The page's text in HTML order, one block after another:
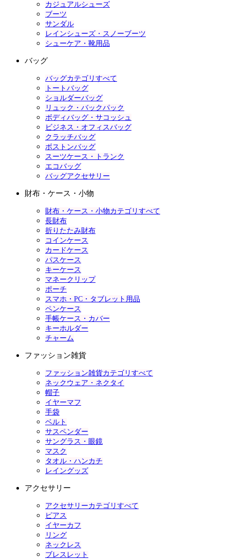
カジュアルシューズ
ブーツ
サンダル
レインシューズ・スノーブーツ
シューケア・靴用品
バッグ
バッグカテゴリすべて
トートバッグ
ショルダーバッグ
リュック・バックパック
ボディバッグ・サコッシュ
ビジネス・オフィスバッグ
クラッチバッグ
ボストンバッグ
スーツケース・トランク
エコバッグ
バッグアクセサリー
財布・ケース・小物
財布・ケース・小物カテゴリすべて
長財布
折りたたみ財布
コインケース
カードケース
パスケース
キーケース
マネークリップ
ポーチ
スマホ・PC・タブレット用品
ペンケース
手帳ケース・カバー
キーホルダー
チャーム
ファッション雑貨
ファッション雑貨カテゴリすべて
ネックウェア・ネクタイ
帽子
イヤーマフ
手袋
ベルト
サスペンダー
サングラス・眼鏡
マスク
タオル・ハンカチ
レイングッズ
アクセサリー
アクセサリーカテゴリすべて
ピアス
イヤーカフ
リング
ネックレス
ブレスレット